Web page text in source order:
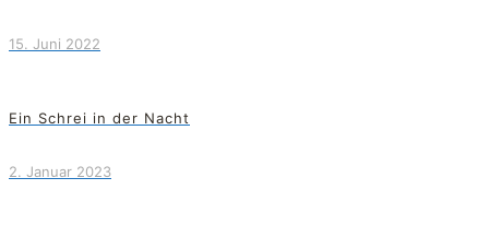
15. Juni 2022
Ein Schrei in der Nacht
2. Januar 2023